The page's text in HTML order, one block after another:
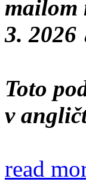
mailom
3.
Toto
v
read